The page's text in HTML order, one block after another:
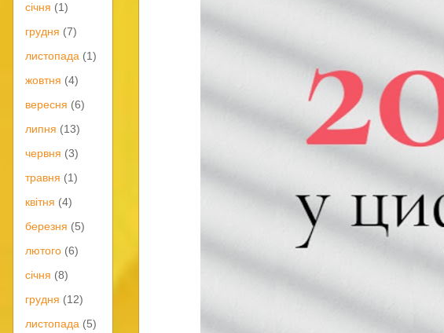
січня (1)
грудня (7)
листопада (1)
жовтня (4)
вересня (6)
липня (13)
червня (3)
травня (1)
квітня (4)
березня (5)
лютого (6)
січня (8)
грудня (12)
листопада (5)